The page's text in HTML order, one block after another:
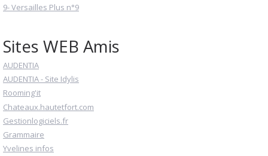
9- Versailles Plus n°9
Sites WEB Amis
AUDENTIA
AUDENTIA - Site Idylis
Rooming'it
Chateaux.hautetfort.com
Gestionlogiciels.fr
Grammaire
Yvelines infos